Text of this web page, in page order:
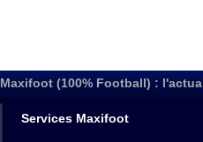
Maxifoot (100% Football) :
Services Maxifoot